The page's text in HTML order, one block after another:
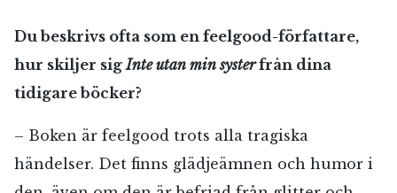
Du beskrivs ofta som en feelgood-författare,
hur skiljer sigInte utan min systerfrån dina
tidigare böcker?
– Boken är feelgood trots alla tragiska
händelser. Det finns glädjeämnen och humor i